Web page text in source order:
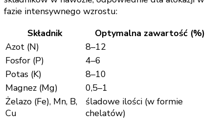
fazie intensywnego wzrostu:
Składnik
Optymalna zawartość (%)
Azot (N)
8–12
Fosfor (P)
4–6
Potas (K)
8–10
Magnez (Mg)
0,5–1
Żelazo (Fe), Mn, B,
Cu
śladowe ilości (w formie
chelatów)